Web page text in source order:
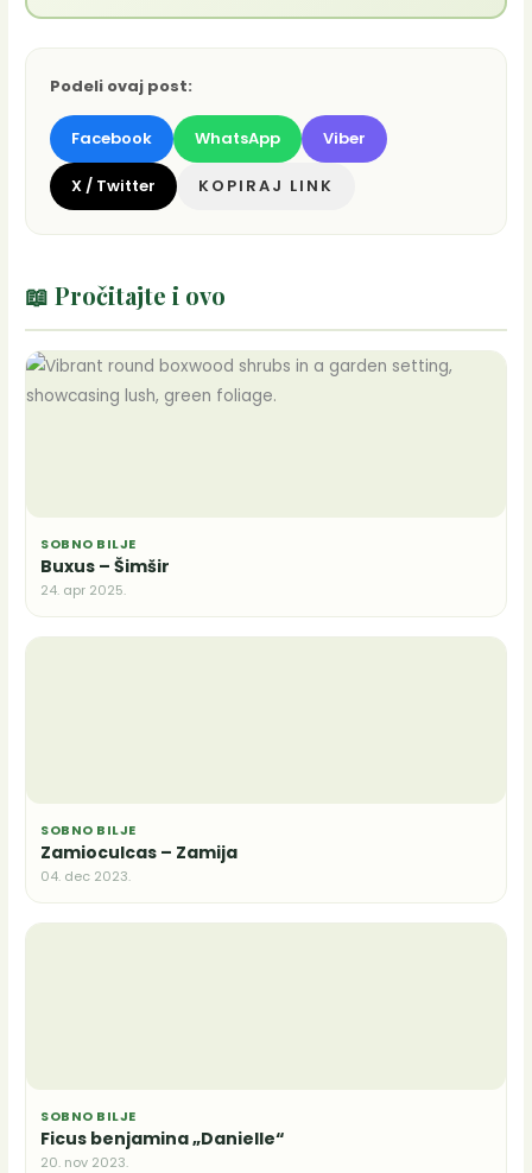
Podeli ovaj post:
Facebook WhatsApp Viber
X / Twitter KOPIRAJ LINK
📖 Pročitajte i ovo
SOBNO BILJE
Buxus – Šimšir
24. apr 2025.
SOBNO BILJE
Zamioculcas – Zamija
04. dec 2023.
SOBNO BILJE
Ficus benjamina „Danielle“
20. nov 2023.